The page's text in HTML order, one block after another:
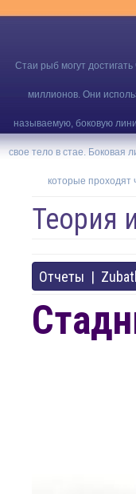
Стаи рыб могут достигать
миллионов. Они
называемую, боковую
свое тело в стае. Боковая
которые проходят
Теория
Отчеты |